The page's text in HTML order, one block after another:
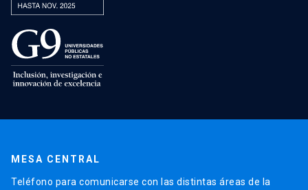
MESA CENTRAL
Teléfono para comunicarse con las distintas áreas de la